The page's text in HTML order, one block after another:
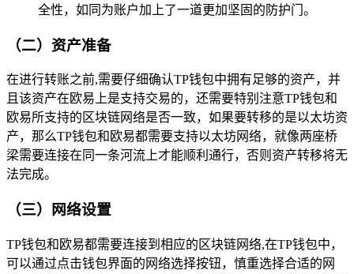
全性，如同为账户加上了一道更加坚固的防护门。
（二）资产准备
在进行转账之前,需要仔细确认TP钱包中拥有足够的资产，并
且该资产在欧易上是支持交易的，还需要特别注意TP钱包和
欧易所支持的区块链网络是否一致，如果要转移的是以太坊资
产，那么TP钱包和欧易都需要支持以太坊网络，就像两座桥
梁需要连接在同一条河流上才能顺利通行，否则资产转移将无
法完成。
（三）网络设置
TP钱包和欧易都需要连接到相应的区块链网络,在TP钱包中，
可以通过点击钱包界面的网络选择按钮，慎重选择合适的网